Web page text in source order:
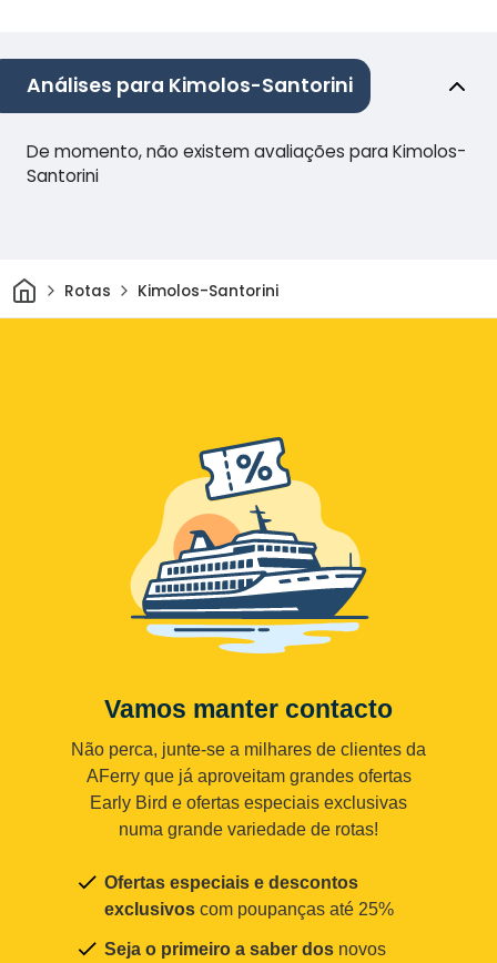
Análises para Kimolos-Santorini
De momento, não existem avaliações para Kimolos-
Santorini
CasaRotas Kimolos-Santorini
Vamos manter contacto
Não perca, junte-se a milhares de clientes da
AFerry que já aproveitam grandes ofertas
Early Bird e ofertas especiais exclusivas
numa grande variedade de rotas!
Ofertas especiais e descontos
exclusivos com poupanças até 25%
Seja o primeiro a saber dos novos